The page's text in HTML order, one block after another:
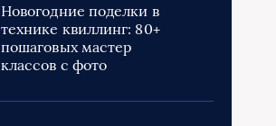
Новогодние поделки в
технике квиллинг: 80+
пошаговых мастер
классов с фото